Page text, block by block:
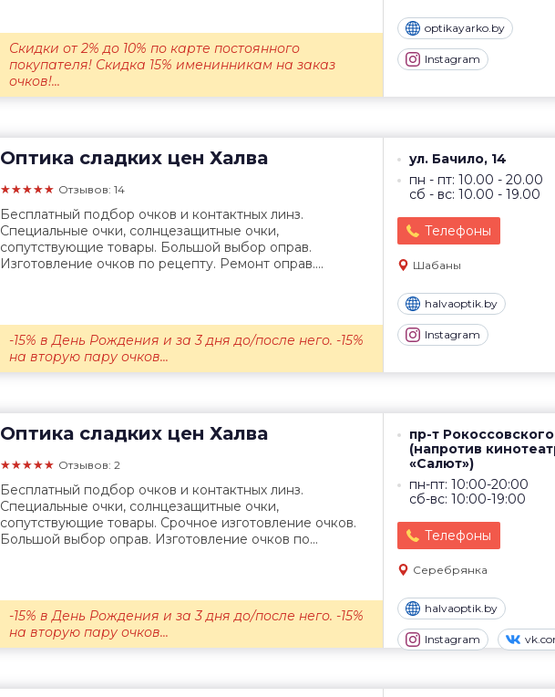
optikayarko.by
Instagram
Скидки от 2% до 10% по карте постоянного
покупателя! Скидка 15% именинникам на заказ
очков!...
Оптика сладких цен Халва
★★★★★ Отзывов: 14
ул. Бачило, 14
пн - пт: 10.00 - 20.00
сб - вс: 10.00 - 19.00
Телефоны
Шабаны
halvaoptik.by
Instagram
Бесплатный подбор очков и контактных линз.
Специальные очки, солнцезащитные очки,
сопутствующие товары. Большой выбор оправ.
Изготовление очков по рецепту. Ремонт оправ....
-15% в День Рождения и за 3 дня до/после него. -15%
на вторую пару очков...
Оптика сладких цен Халва
★★★★★ Отзывов: 2
пр-т
(напротив
«Салют»)
пн-пт: 10:00-20:00
сб-вс: 10:00-19:00
Телефоны
Серебрянка
halvaoptik.by
Instagram
Бесплатный подбор очков и контактных линз.
Специальные очки, солнцезащитные очки,
сопутствующие товары. Срочное изготовление очков.
Большой выбор оправ. Изготовление очков по...
-15% в День Рождения и за 3 дня до/после него. -15%
на вторую пару очков...